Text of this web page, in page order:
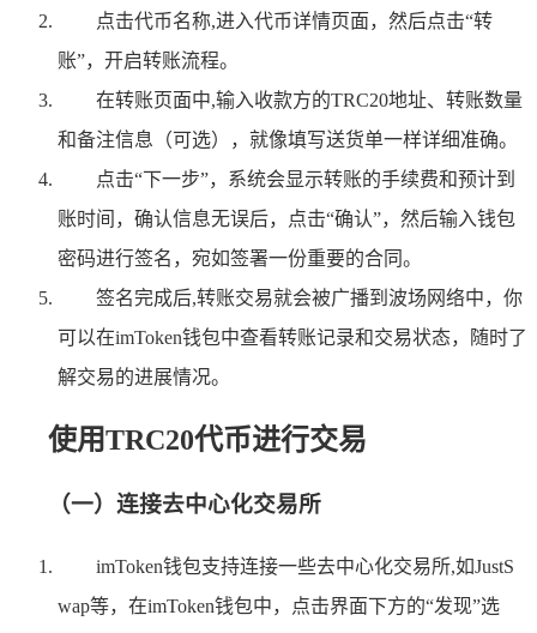
点击代币名称,进入代币详情页面，然后点击“转
账”，开启转账流程。
在转账页面中,输入收款方的TRC20地址、转账数量
和备注信息（可选），就像填写送货单一样详细准确。
点击“下一步”，系统会显示转账的手续费和预计到
账时间，确认信息无误后，点击“确认”，然后输入钱包
密码进行签名，宛如签署一份重要的合同。
签名完成后,转账交易就会被广播到波场网络中，你
可以在imToken钱包中查看转账记录和交易状态，随时了
解交易的进展情况。
使用TRC20代币进行交易
（一）连接去中心化交易所
imToken钱包支持连接一些去中心化交易所,如JustS
wap等，在imToken钱包中，点击界面下方的“发现”选